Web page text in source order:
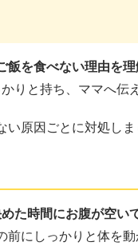
飯を食べない理由を理
りと持ち、ママへ伝
原因ごとに対処しま
た時間にお腹が空い
にしっかりと体を